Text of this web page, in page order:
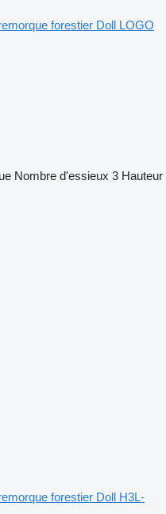
forestier Doll LOGO
Nombre d'essieux 3 Hauteur
forestier Doll H3L-